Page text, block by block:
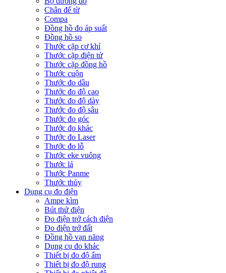
Chân đế từ
Compa
Đồng hồ đo áp suất
Đồng hồ so
Thước cặp cơ khí
Thước cặp điện tử
Thước cặp đồng hồ
Thước cuộn
Thước đo dầu
Thước đo độ cao
Thước đo độ dày
Thước đo độ sâu
Thước đo góc
Thước đo khác
Thước đo Laser
Thước đo lỗ
Thước eke vuông
Thước lá
Thước Panme
Thước thủy
Dụng cụ đo điện
Ampe kìm
Bút thử điện
Đo điện trở cách điện
Đo điện trở đất
Đồng hồ vạn năng
Dụng cụ đo khác
Thiết bị đo độ ẩm
Thiết bị đo độ rung